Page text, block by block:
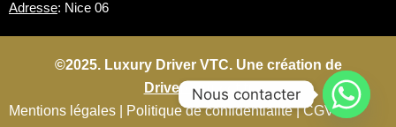
Adresse: Nice 06
©2025. Luxury Driver VTC. Une création de
Driverconnect.fr
Mentions légales |
Politique de confidentialité | CGV
Nous contacter